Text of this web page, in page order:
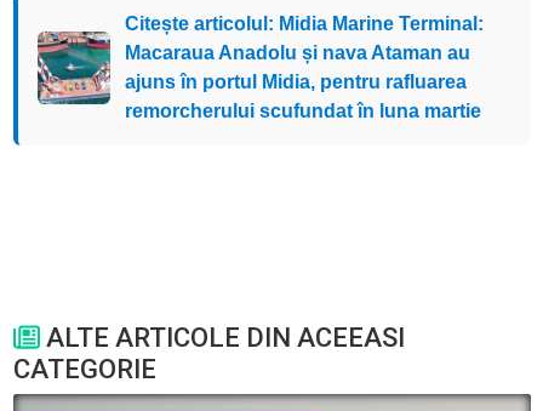
Citește articolul: Midia Marine Terminal:
Macaraua Anadolu și nava Ataman au
ajuns în portul Midia, pentru rafluarea
remorcherului scufundat în luna martie
ALTE ARTICOLE DIN ACEEASI
CATEGORIE